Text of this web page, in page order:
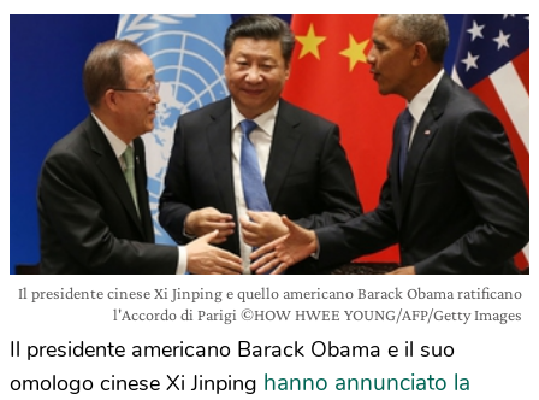
Il presidente cinese Xi Jinping e quello americano Barack Obama ratificano
l'Accordo di Parigi ©HOW HWEE YOUNG/AFP/Getty Images
Il presidente americano Barack Obama e il suo
omologo cinese Xi Jinping hanno annunciato la